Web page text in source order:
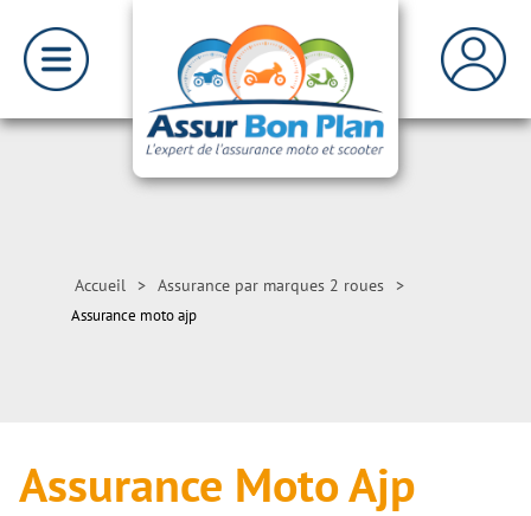
Accueil > Assurance par marques 2 roues >
Assurance moto ajp
Assurance Moto Ajp